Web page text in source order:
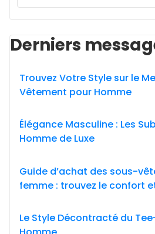
Derniers
Trouvez Votre Style sur le
Vêtement pour Homme
Élégance Masculine : Les
Homme de Luxe
Guide d’achat des sous-
femme : trouvez le confort
Le Style Décontracté du